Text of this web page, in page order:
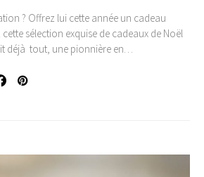
? Offrez lui cette année un cadeau
sélection exquise de cadeaux de Noël
déjà tout, une pionnière en…